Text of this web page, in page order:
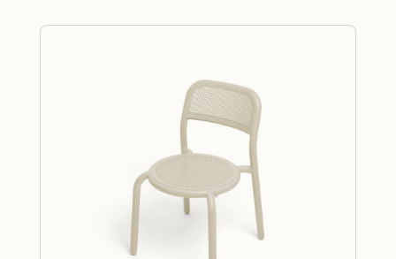
Produktgalerie überspringen